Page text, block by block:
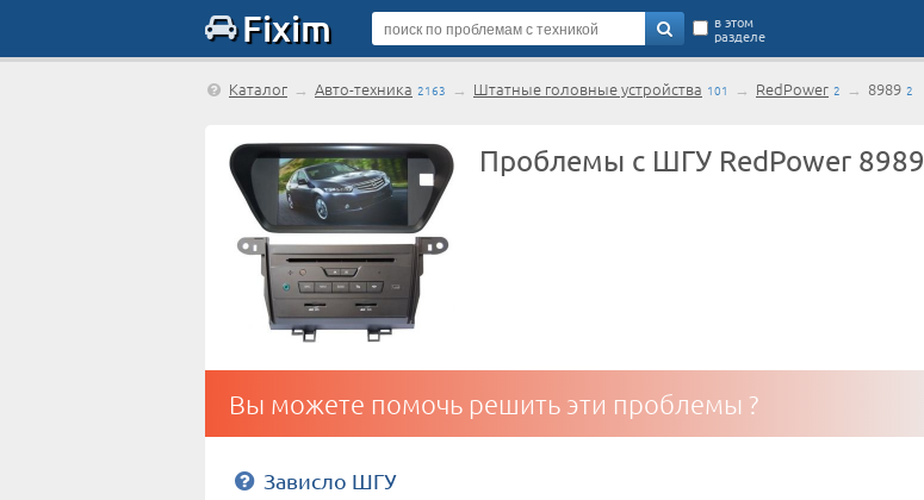
Fixim в этом
разделе
Каталог → Авто-техника 2163 → Штатные головные устройства 101 → RedPower 2 → 8989 2
Проблемы с ШГУ RedPower 8989
Вы можете помочь решить эти проблемы ?
Зависло ШГУ